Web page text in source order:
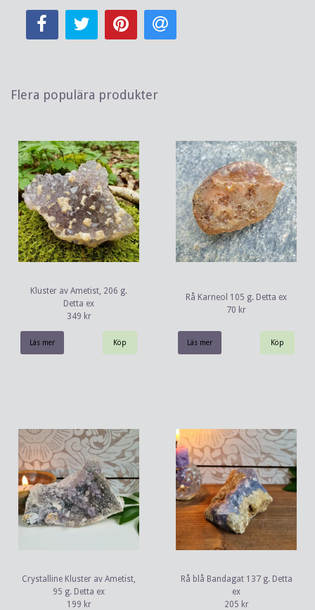
Flera populära produkter
Kluster av Ametist, 206 g.
Detta ex
349 kr
Läs mer
Rå Karneol 105 g. Detta ex
70 kr
Läs mer
Crystalline Kluster av Ametist,
95 g. Detta ex
199 kr
Rå blå Bandagat 137 g. Detta
ex
205 kr